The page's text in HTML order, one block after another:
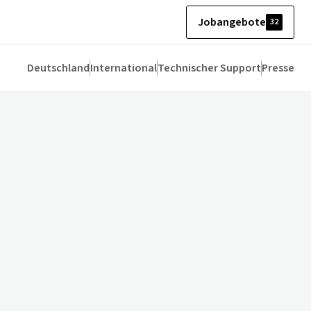
Jobangebote 32
DeutschlandInternationalTechnischer SupportPresse